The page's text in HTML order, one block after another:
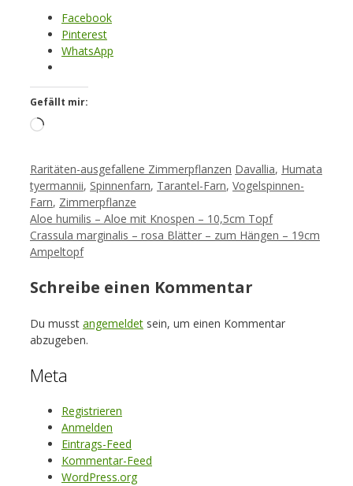
Facebook
Pinterest
WhatsApp
Gefällt mir:
Loading…
Kategorien
Raritäten-ausgefallene Zimmerpflanzen Schlagwörter
Davallia, Humata
tyermannii, Spinnenfarn, Tarantel-Farn, Vogelspinnen-
Farn, Zimmerpflanze
Aloe humilis – Aloe mit Knospen – 10,5cm Topf
Crassula marginalis – rosa Blätter – zum Hängen – 19cm
Ampeltopf
Schreibe einen Kommentar
Du musst angemeldet sein, um einen Kommentar
abzugeben.
Meta
Registrieren
Anmelden
Eintrags-Feed
Kommentar-Feed
WordPress.org